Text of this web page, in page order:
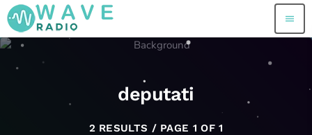
menu
deputati
2 RESULTS / PAGE 1 OF 1